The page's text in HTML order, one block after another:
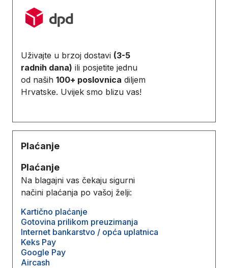
Uživajte u brzoj dostavi (3-5
radnih dana) ili posjetite jednu
od naših 100+ poslovnica diljem
Hrvatske. Uvijek smo blizu vas!
Plaćanje
Plaćanje
Na blagajni vas čekaju sigurni
načini plaćanja po vašoj želji:
Kartično plaćanje
Gotovina prilikom preuzimanja
Internet bankarstvo / opća uplatnica
Keks Pay
Google Pay
Aircash